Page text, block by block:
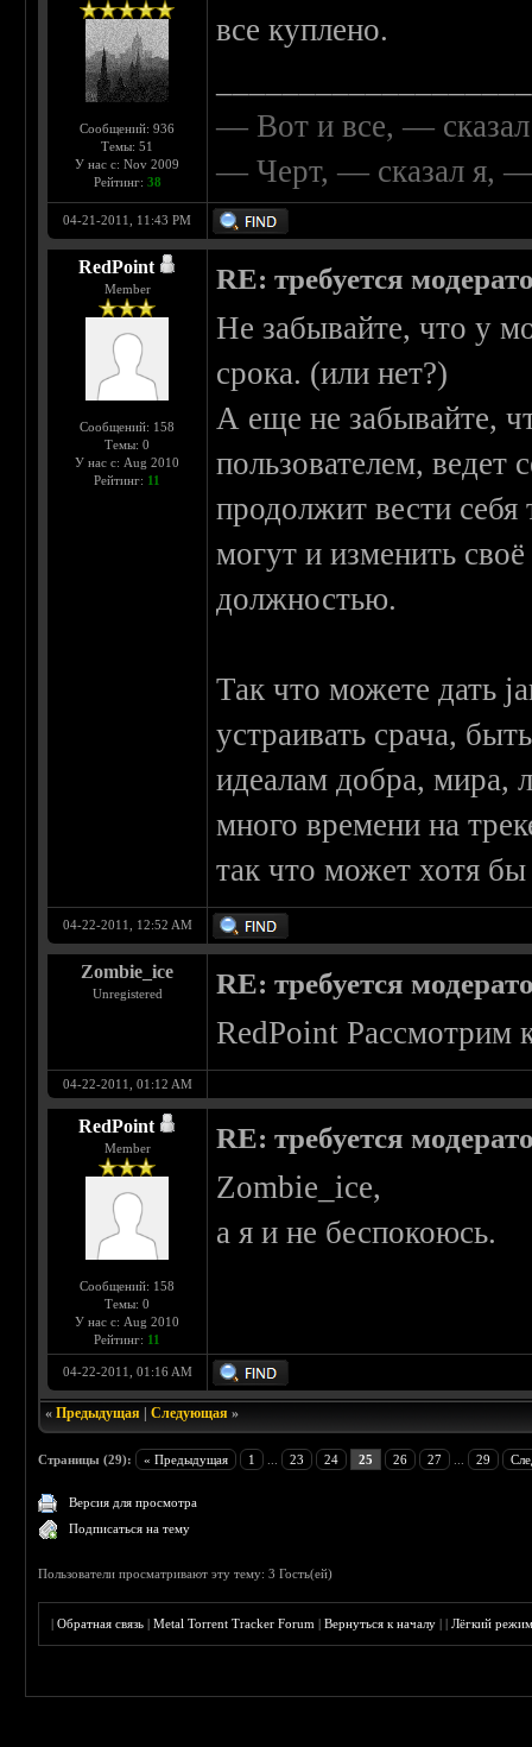
Сообщений: 936
Темы: 51
У нас с: Nov 2009
Рейтинг: 38
все куплено.
— Вот и все, —
— Черт, — сказал я, —
04-21-2011, 11:43 PM
RedPoint
Member
Сообщений: 158
Темы: 0
У нас с: Aug 2010
Рейтинг: 11
RE: требуется
Не забывайте, что у
срока. (или нет?)
А еще не забывайте,
пользователем,
продолжит вести себя
могут и изменить
должностью.
Так что можете дать
устраивать срача,
идеалам добра, мира,
много времени на
так что может хотя
04-22-2011, 12:52 AM
Zombie_ice
Unregistered RE: требуется
RedPoint Рассмотрим
04-22-2011, 01:12 AM
RedPoint
Member
Сообщений: 158
Темы: 0
У нас с: Aug 2010
Рейтинг: 11
RE: требуется
Zombie_ice,
а я и не беспокоюсь.
04-22-2011, 01:16 AM
«Предыдущая |Следующая »
Страницы (29): « Предыдущая 1 23 24 25 26 27 29
Версия для просмотра
Подписаться на тему
Пользователи просматривают эту тему: 3 Гость(ей)
|Обратная связь |Metal Torrent Tracker Forum |Вернуться к началу ||Лёгкий